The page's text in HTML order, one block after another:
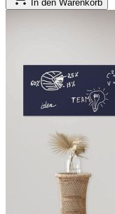
In den Warenkorb